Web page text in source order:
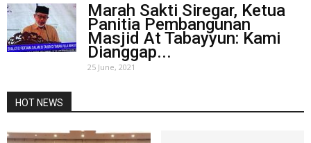
Marah Sakti Siregar, Ketua
Panitia Pembangunan
Masjid At Tabayyun: Kami
Dianggap...
25 June, 2021
HOT NEWS